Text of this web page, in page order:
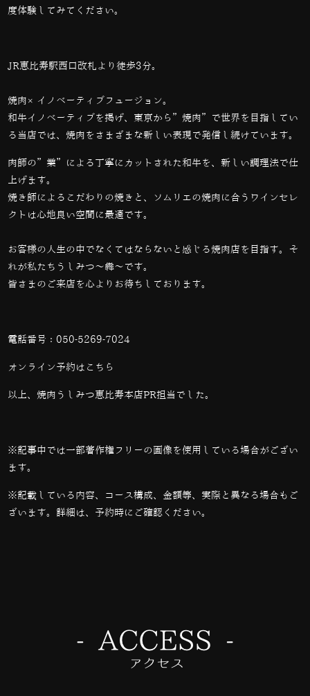
度体験してみてください。
JR恵比寿駅西口改札より徒歩3分。
焼肉×イノベーティブフュージョン。
和牛イノベーティブを掲げ、東京から”焼肉”で世界を目指してい
る当店では、焼肉をさまざまな新しい表現で発信し続けています。
肉師の”業”による丁寧にカットされた和牛を、新しい調理法で仕
上げます。
焼き師によるこだわりの焼きと、ソムリエの焼肉に合うワインセレ
クトは心地良い空間に最適です。
お客様の人生の中でなくてはならないと感じる焼肉店を目指す。そ
れが私たちうしみつ～犇～です。
皆さまのご来店を心よりお待ちしております。
電話番号： 050-5269-7024
オンライン予約は こちら
以上、焼肉うしみつ恵比寿本店PR担当でした。
※記事中では一部著作権フリーの画像を使用している場合がござい
ます。
※記載している内容、コース構成、金額等、実際と異なる場合もご
ざいます。詳細は、予約時にご確認ください。